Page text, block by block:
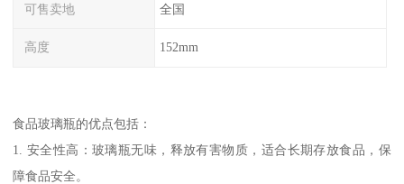
可售卖地 全国
高度 152mm
食品玻璃瓶的优点包括：
1. 安全性高：玻璃瓶无味，释放有害物质，适合长期存放食品，保
障食品安全。